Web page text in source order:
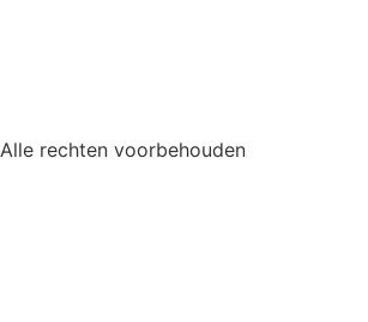
Alle rechten voorbehouden